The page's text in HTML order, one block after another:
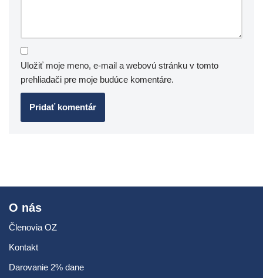
Uložiť moje meno, e-mail a webovú stránku v tomto
prehliadači pre moje budúce komentáre.
O nás
Členovia OZ
Kontakt
Darovanie 2% dane